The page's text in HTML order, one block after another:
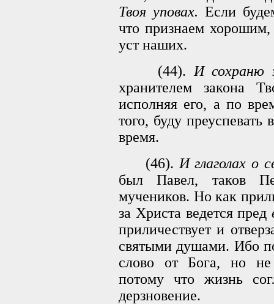
Твоя уповах. Если
что признаем
уст наших.
(44). И сохраню
хранителем закона
исполняя его, а по
того, буду
время.
(46). И глаголах о
был Павел, таков
мучеников. Но как
за Христа ведется пред
приличествует и
святыми душами. Ибо
слово от Бога, но не
потому что жизнь
дерзновение.